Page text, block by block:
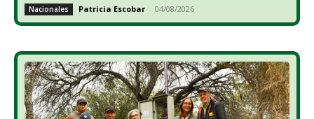
Nacionales Patricia Escobar - 04/08/2026